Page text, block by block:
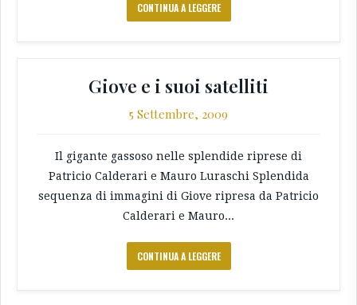
CONTINUA A LEGGERE
Giove e i suoi satelliti
5 Settembre, 2009
Il gigante gassoso nelle splendide riprese di
Patricio Calderari e Mauro Luraschi Splendida
sequenza di immagini di Giove ripresa da Patricio
Calderari e Mauro...
CONTINUA A LEGGERE